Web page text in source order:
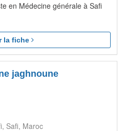
en Médecine générale à Safi
la fiche
jaghnoune
Safi Maroc